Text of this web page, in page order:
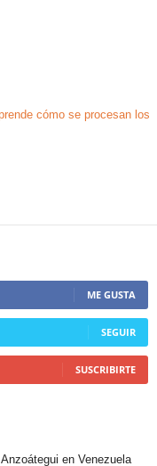
cómo se procesan los
ME GUSTA
SEGUIR
SUSCRIBIRTE
en Venezuela